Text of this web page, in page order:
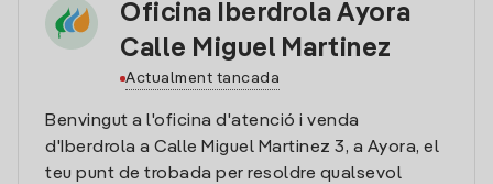
Oficina Iberdrola Ayora
Calle Miguel Martinez
Actualment tancada
Benvingut a l'oficina d'atenció i venda
d'Iberdrola a Calle Miguel Martinez 3, a Ayora, el
teu punt de trobada per resoldre qualsevol